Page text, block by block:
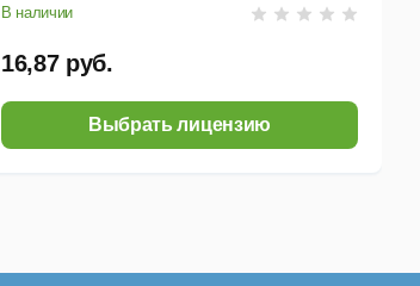
В наличии
16,87 руб.
Выбрать лицензию